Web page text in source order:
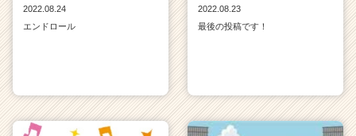
2022.08.24
エンドロール
2022.08.23
最後の投稿です！